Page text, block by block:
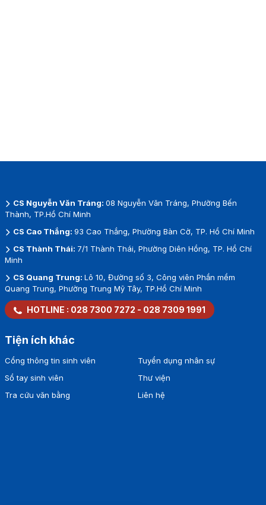
CS Nguyễn Văn Tráng: 08 Nguyễn Văn Tráng, Phường Bến
Thành, TP.Hồ Chí Minh
CS Cao Thắng: 93 Cao Thắng, Phường Bàn Cờ, TP. Hồ Chí Minh
CS Thành Thái: 7/1 Thành Thái, Phường Diên Hồng, TP. Hồ Chí
Minh
CS Quang Trung: Lô 10, Đường số 3, Công viên Phần mềm
Quang Trung, Phường Trung Mỹ Tây, TP.Hồ Chí Minh
HOTLINE : 028 7300 7272 - 028 7309 1991
Tiện ích khác
Cổng thông tin sinh viên
Sổ tay sinh viên
Tra cứu văn bằng
Tuyển dụng nhân sự
Thư viện
Liên hệ